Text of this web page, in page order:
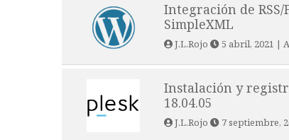
Integración de RSS/
SimpleXML
J.L.Rojo 5 abril, 2021 |
Instalación y
18.04.05
J.L.Rojo 7 septiembre,